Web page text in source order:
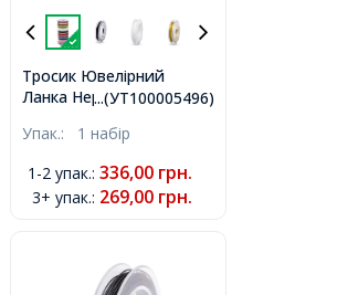
...(УТ100005496)
Тросик Ювелірний
Ланка Нержавіюча
0.45мм, 10котушок/
котушка,
Упак.: 1 набір
1-2 упак.: 336,00 грн.
3+ упак.: 269,00 грн.